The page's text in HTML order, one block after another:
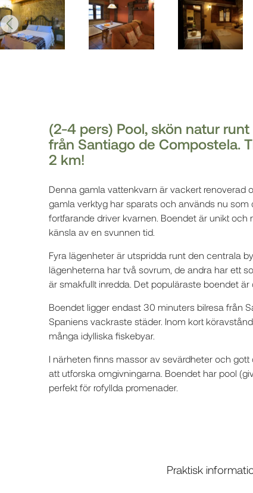
(2-4 pers) Pool, skön natur
från Santiago de Compostela.
2 km!
Denna gamla vattenkvarn är vackert renoverad
gamla verktyg har sparats och används nu
fortfarande driver kvarnen. Boendet är unikt
känsla av en svunnen tid.
Fyra lägenheter är utspridda runt den centrala
lägenheterna har två sovrum, de andra har ett
är smakfullt inredda. Det populäraste boendet
Boendet ligger endast 30 minuters bilresa från
Spaniens vackraste städer. Inom kort
många idylliska fiskebyar.
I närheten finns massor av sevärdheter och
att utforska omgivningarna. Boendet har pool
perfekt för rofyllda promenader.
Praktisk